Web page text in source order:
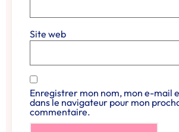
Site web
Enregistrer mon nom, mon e-mail
dans le navigateur pour mon
commentaire.